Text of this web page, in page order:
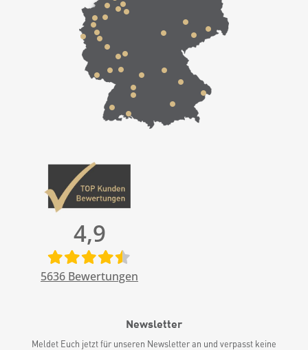
4,9
5636 Bewertungen
Newsletter
Meldet Euch jetzt für unseren Newsletter an und verpasst keine